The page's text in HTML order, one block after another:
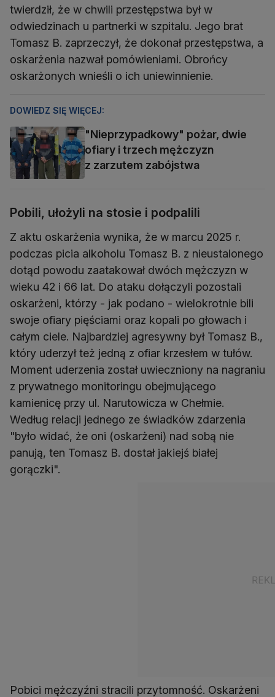
twierdził, że w chwili przestępstwa był w
odwiedzinach u partnerki w szpitalu. Jego brat
Tomasz B. zaprzeczył, że dokonał przestępstwa, a
oskarżenia nazwał pomówieniami. Obrońcy
oskarżonych wnieśli o ich uniewinnienie.
DOWIEDZ SIĘ WIĘCEJ:
"Nieprzypadkowy" pożar, dwie
ofiary i trzech mężczyzn
z zarzutem zabójstwa
Pobili, ułożyli na stosie i podpalili
Z aktu oskarżenia wynika, że w marcu 2025 r.
podczas picia alkoholu Tomasz B. z nieustalonego
dotąd powodu zaatakował dwóch mężczyzn w
wieku 42 i 66 lat. Do ataku dołączyli pozostali
oskarżeni, którzy - jak podano - wielokrotnie bili
swoje ofiary pięściami oraz kopali po głowach i
całym ciele. Najbardziej agresywny był Tomasz B.,
który uderzył też jedną z ofiar krzesłem w tułów.
Moment uderzenia został uwieczniony na nagraniu
z prywatnego monitoringu obejmującego
kamienicę przy ul. Narutowicza w Chełmie.
Według relacji jednego ze świadków zdarzenia
"było widać, że oni (oskarżeni) nad sobą nie
panują, ten Tomasz B. dostał jakiejś białej
gorączki".
Pobici mężczyźni stracili przytomność. Oskarżeni